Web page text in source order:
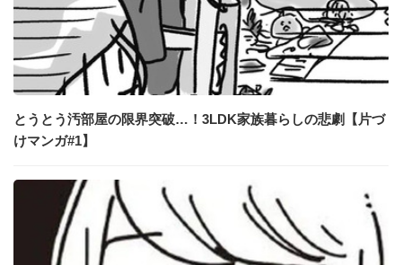
とうとう汚部屋の限界突破…！3LDK家族暮らしの悲劇【片づ
けマンガ#1】